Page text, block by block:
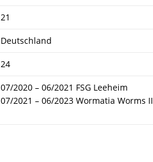
21
Deutschland
24
07/2020 – 06/2021 FSG Leeheim
07/2021 – 06/2023 Wormatia Worms II